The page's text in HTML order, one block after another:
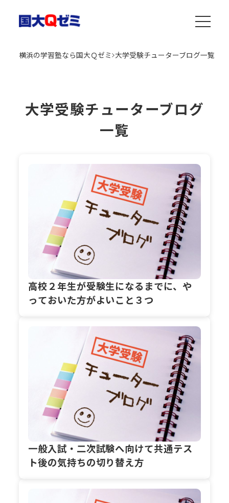
横浜の学習塾なら国大Ｑゼミ 大学受験チューターブログ一覧
大学受験チューターブログ
一覧
高校２年生が受験生になるまでに、や
っておいた方がよいこと３つ
一般入試・二次試験へ向けて共通テス
ト後の気持ちの切り替え方